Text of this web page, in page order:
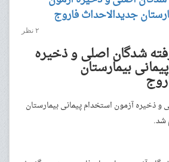
جدیدالاحداث فاروج
۲ نظر
شدگان اصلی و ذخیره
بیمارستان
و ذخیره آزمون استخدام پیمانی بیمارستان
شد.